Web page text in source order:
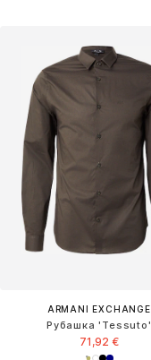
ARMANI EXCHANGE
Рубашка 'Tessuto'
71,92 €